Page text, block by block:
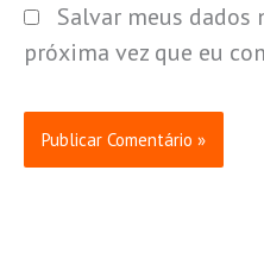
Salvar meus dados
próxima vez que eu